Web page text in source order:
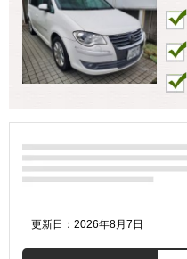
更新日：2026年8月7日